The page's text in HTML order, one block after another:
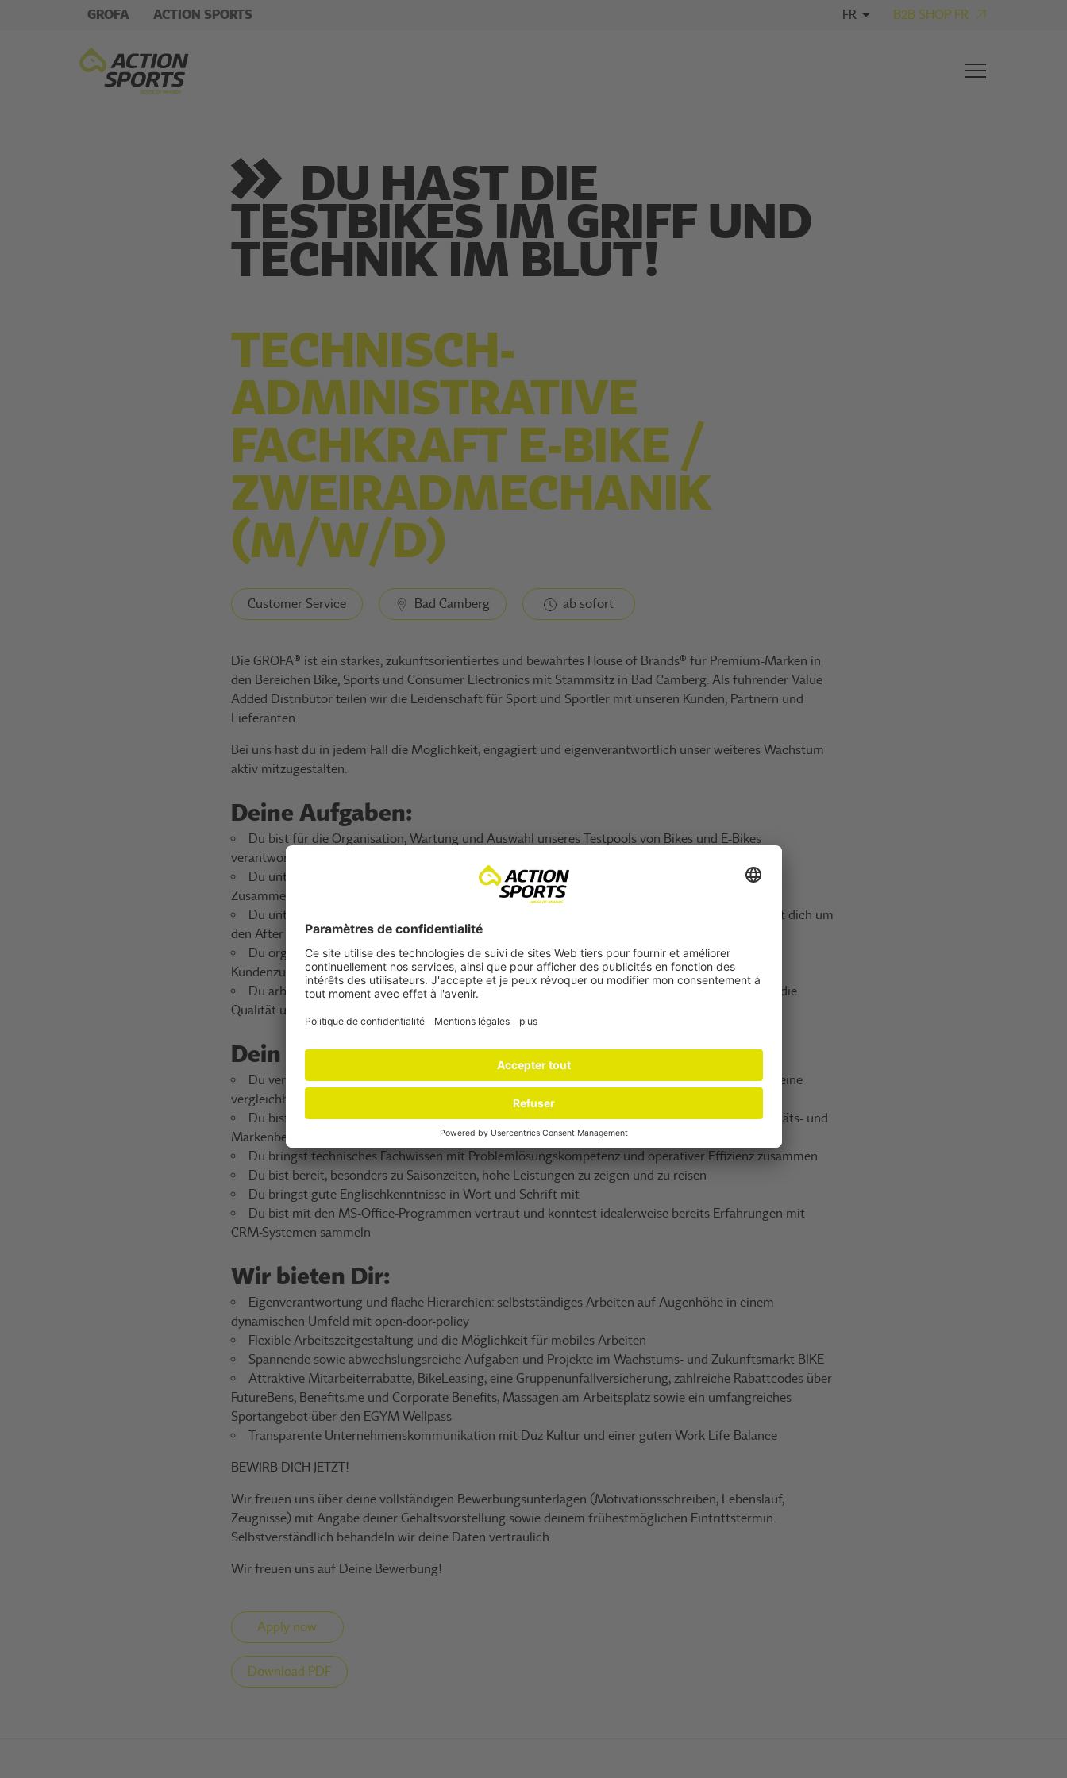
GROFA ACTION SPORTS B2B SHOP FR
FR
DU HAST DIE
TESTBIKES IM GRIFF UND
TECHNIK IM BLUT!
TECHNISCH-
ADMINISTRATIVE
FACHKRAFT E-BIKE /
ZWEIRADMECHANIK
(M/W/D)
Customer Service Bad Camberg ab sofort
Die GROFA® ist ein starkes, zukunftsorientiertes und bewährtes House of Brands® für Premium-Marken in
den Bereichen Bike, Sports und Consumer Electronics mit Stammsitz in Bad Camberg. Als führender Value
Added Distributor teilen wir die Leidenschaft für Sport und Sportler mit unseren Kunden, Partnern und
Lieferanten.
Bei uns hast du in jedem Fall die Möglichkeit, engagiert und eigenverantwortlich unser weiteres Wachstum
aktiv mitzugestalten.
Deine Aufgaben:
Du bist für die Organisation, Wartung und Auswahl unseres Testpools von Bikes und E-Bikes
verantwortlich
Du unterstützt bei Events, Messen, technischen Schulungen und Händlerveranstaltungen in
Zusammenarbeit mit dem Marketing in unseren Vertriebsgebieten
Du unterstützt die Inside and Outside Sales Teams in allen technischen Bereichen und kümmerst dich um
den After Sales- und Claim Management Prozess in Zusammenarbeit mit dem Brandmanagement
Du organisierst Aufbau und Umsetzung von After Sales Prozessen zur Steigerung der
Kundenzufriedenheit und Sicherung einer langfristigen Kundenbindung
Du arbeitest mit unseren Marken zusammen und erstellst Auswertungen und Maßnahmen, um die
Qualität unserer Produkte auf dem höchstmöglichen Standard zu halten
Dein Profil:
Du verfügst über eine erfolgreich abgeschlossene Ausbildung zum Zweiradmechatroniker oder eine
vergleichbare Ausbildung mit Berufserfahrung aus dem Bereich Bike und E-Bike
Du bist eine Technikerpersönlichkeit mit hoher Kundenorientierung, Überzeugungsstärke, Qualitäts- und
Markenbewusstsein
Du bringst technisches Fachwissen mit Problemlösungskompetenz und operativer Effizienz zusammen
Du bist bereit, besonders zu Saisonzeiten, hohe Leistungen zu zeigen und zu reisen
Du bringst gute Englischkenntnisse in Wort und Schrift mit
Du bist mit den MS-Office-Programmen vertraut und konntest idealerweise bereits Erfahrungen mit
CRM-Systemen sammeln
Wir bieten Dir:
Eigenverantwortung und flache Hierarchien: selbstständiges Arbeiten auf Augenhöhe in einem
dynamischen Umfeld mit open-door-policy
Flexible Arbeitszeitgestaltung und die Möglichkeit für mobiles Arbeiten
Spannende sowie abwechslungsreiche Aufgaben und Projekte im Wachstums- und Zukunftsmarkt BIKE
Attraktive Mitarbeiterrabatte, BikeLeasing, eine Gruppenunfallversicherung, zahlreiche Rabattcodes über
FutureBens, Benefits.me und Corporate Benefits, Massagen am Arbeitsplatz sowie ein umfangreiches
Sportangebot über den EGYM-Wellpass
Transparente Unternehmenskommunikation mit Duz-Kultur und einer guten Work-Life-Balance
BEWIRB DICH JETZT!
Wir freuen uns über deine vollständigen Bewerbungsunterlagen (Motivationsschreiben, Lebenslauf,
Zeugnisse) mit Angabe deiner Gehaltsvorstellung sowie deinem frühestmöglichen Eintrittstermin.
Selbstverständlich behandeln wir deine Daten vertraulich.
Wir freuen uns auf Deine Bewerbung!
Apply now
Download PDF